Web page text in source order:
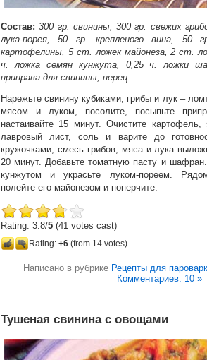
Состав:300 гр. свинины, 300 гр. свежих
лука-порея, 50 гр. крепленого вина, 50
картофелины, 5 ст. ложек майонеза, 2 ст.
ч. ложка семян кунжута, 0,25 ч. ложки
приправа для свинины, перец.
Нарежьте свинину кубиками, грибы и лук –
мясом и луком, посолите, посыпьте
настаивайте 15 минут. Очистите картофель,
лавровый лист, соль и варите до
кружочками, смесь грибов, мяса и лука
20 минут. Добавьте томатную пасту и
кунжутом и украсьте луком-пореем.
полейте его майонезом и поперчите.
Rating: 3.8/5 (41 votes cast)
Rating: +6 (from 14 votes)
Написано в рубрике Рецепты для
Комментариев: 10 »
Тушеная свинина с овощами